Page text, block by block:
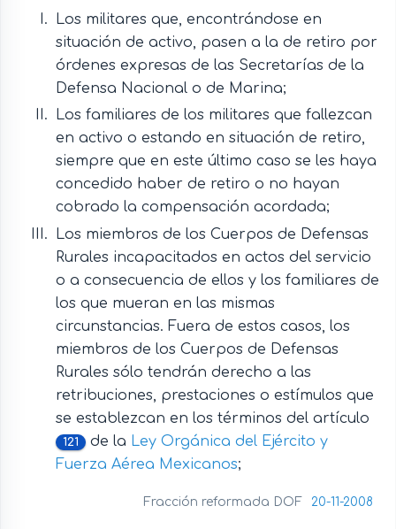
Los militares que, encontrándose en
situación de activo, pasen a la de retiro por
órdenes expresas de las Secretarías de la
Defensa Nacional o de Marina;
Los familiares de los militares que fallezcan
en activo o estando en situación de retiro,
siempre que en este último caso se les haya
concedido haber de retiro o no hayan
cobrado la compensación acordada;
Los miembros de los Cuerpos de Defensas
Rurales incapacitados en actos del servicio
o a consecuencia de ellos y los familiares de
los que mueran en las mismas
circunstancias. Fuera de estos casos, los
miembros de los Cuerpos de Defensas
Rurales sólo tendrán derecho a las
retribuciones, prestaciones o estímulos que
se establezcan en los términos del artículo
121 de la Ley Orgánica del Ejército y
Fuerza Aérea Mexicanos;
Fracción reformada DOF 20-11-2008